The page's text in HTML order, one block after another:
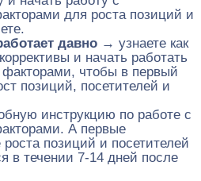
для роста позиций и
давно → узнаете как
и начать работать
чтобы в первый
позиций, посетителей и
инструкцию по работе с
А первые
позиций и посетителей
в течении 7-14 дней после